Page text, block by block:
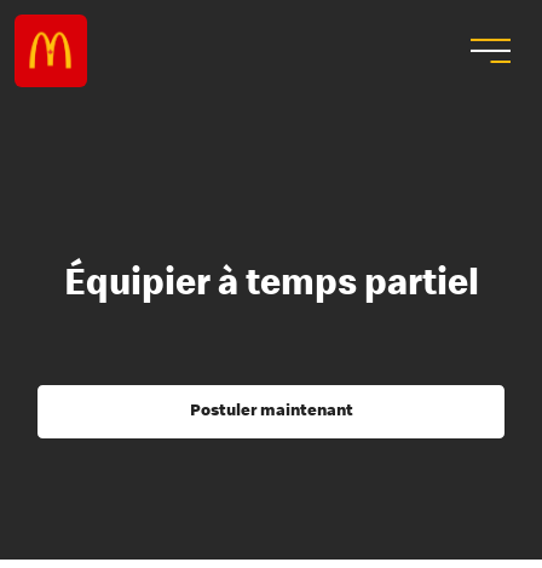
Équipier à temps partiel
Postuler maintenant